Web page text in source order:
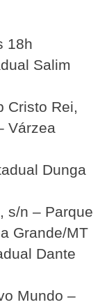
18h
Salim
Várzea
Dunga
s/n – Parque
Grande/MT
Dante
Mundo –